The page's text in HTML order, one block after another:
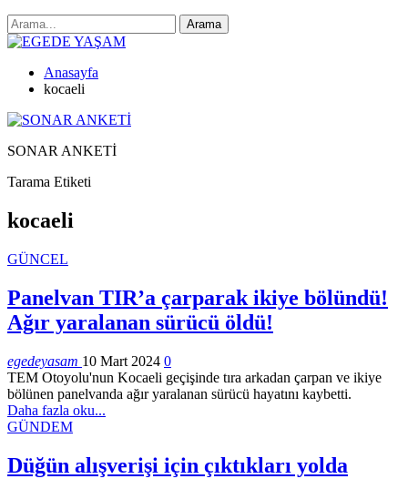
Anasayfa
kocaeli
SONAR ANKETİ
Tarama Etiketi
kocaeli
GÜNCEL
Panelvan TIR’a çarparak ikiye bölündü!
Ağır yaralanan sürücü öldü!
egedeyasam 10 Mart 2024 0
TEM Otoyolu'nun Kocaeli geçişinde tıra arkadan çarpan ve ikiye
bölünen panelvanda ağır yaralanan sürücü hayatını kaybetti.
Daha fazla oku...
GÜNDEM
Düğün alışverişi için çıktıkları yolda